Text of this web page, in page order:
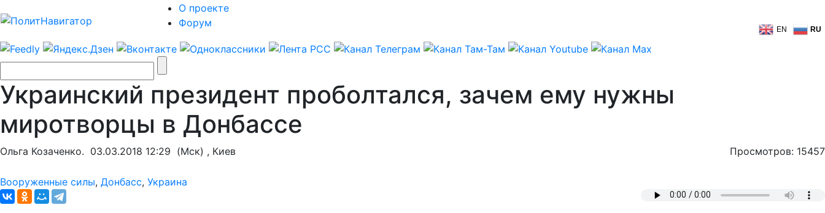
О проекте
Форум
EN RU
Украинский президент проболтался, зачем ему нужны
миротворцы в Донбассе
Ольга Козаченко. 03.03.2018 12:29 (Мск) , Киев Просмотров: 15457
Вооруженные силы, Донбасс, Украина